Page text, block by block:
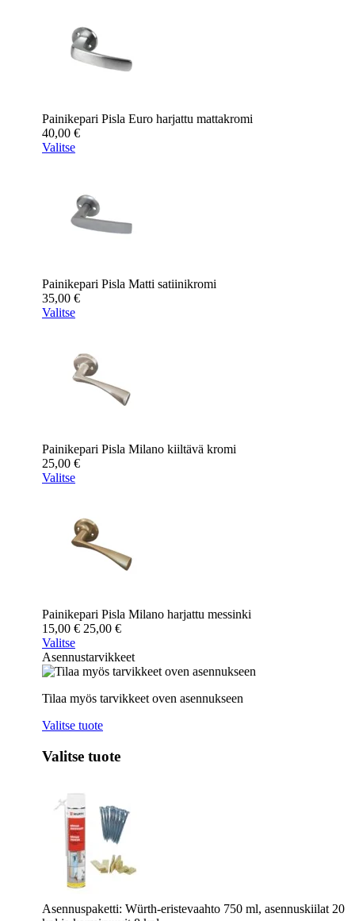
Painikepari Pisla Euro harjattu mattakromi
40,00 €
Valitse
Painikepari Pisla Matti satiinikromi
35,00 €
Valitse
Painikepari Pisla Milano kiiltävä kromi
25,00 €
Valitse
Painikepari Pisla Milano harjattu messinki
15,00 € 25,00 €
Valitse
Asennustarvikkeet
Tilaa myös tarvikkeet oven asennukseen
Valitse tuote
Valitse tuote
Asennuspaketti: Würth-eristevaahto 750 ml, asennuskiilat 20